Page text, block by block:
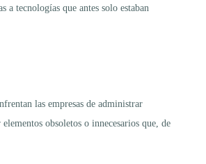
a tecnologías que antes solo estaban
las empresas de administrar
obsoletos o innecesarios que, de